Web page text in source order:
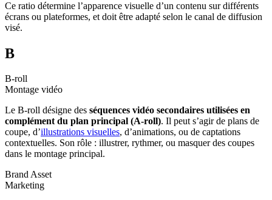
Ce ratio détermine l’apparence visuelle d’un contenu sur différents
écrans ou plateformes, et doit être adapté selon le canal de diffusion
visé.
B
B-roll
Montage vidéo
Le B-roll désigne des séquences vidéo secondaires utilisées en
complément du plan principal (A-roll). Il peut s’agir de plans de
coupe, d’illustrations visuelles, d’animations, ou de captations
contextuelles. Son rôle : illustrer, rythmer, ou masquer des coupes
dans le montage principal.
Brand Asset
Marketing